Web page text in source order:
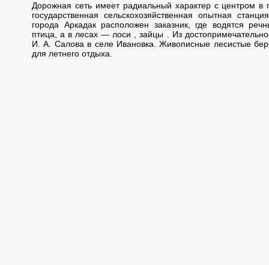
Дорожная сеть имеет радиальный характер с центром в
государственная сельскохозяйственная опытная
города Аркадак расположен заказник, где водятся
птица, а в лесах — лоси , зайцы . Из
И. А. Салова в селе Ивановка. Живописные лесистые
для летнего отдыха.